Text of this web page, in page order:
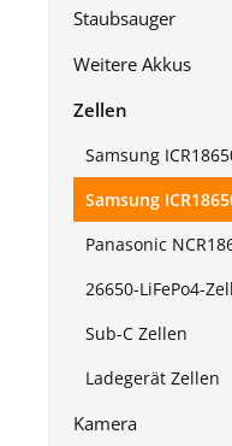
Staubsauger
Weitere Akkus
Zellen
Samsung
Samsung
Panasonic
26650-LiFePo4-
Sub-C Zellen
Ladegerät Zellen
Kamera